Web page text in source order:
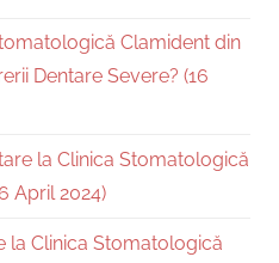
Clamident din
Dentare Severe? (16
la Clinica Stomatologică
April 2024)
la Clinica Stomatologică